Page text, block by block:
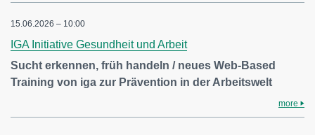
15.06.2026 – 10:00
IGA Initiative Gesundheit und Arbeit
Sucht erkennen, früh handeln / neues Web-Based
Training von iga zur Prävention in der Arbeitswelt
more